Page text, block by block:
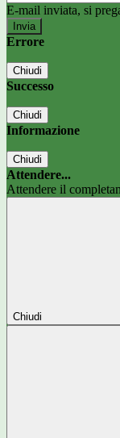
E-mail inviata, si
Errore
Chiudi
Successo
Chiudi
Informazione
Chiudi
Attendere...
Attendere il
Chiudi